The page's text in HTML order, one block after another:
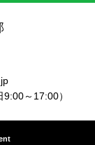
～17:00）